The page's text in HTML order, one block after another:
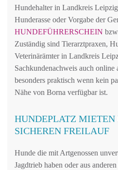
Hundehalter in Landkreis
Hunderasse oder Vorgabe der
HUNDEFÜHRERSCHEIN
Zuständig sind Tierarztpraxen,
Veterinärämter in Landkreis
Sachkundenachweis auch online
besonders praktisch wenn kein
Nähe von Borna verfügbar ist.
HUNDEPLATZ MIETEN
SICHEREN FREILAUF
Hunde die mit Artgenossen
Jagdtrieb haben oder aus